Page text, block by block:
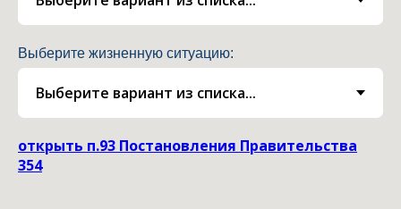
Выберите жизненную ситуацию:
открыть п.93 Постановления Правительства
354